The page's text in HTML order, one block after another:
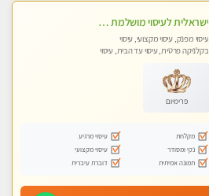
ישראלית לעיסוי מושלמת לעיסוי מושלם ואיכותי במיוחד !
עיסוי מפנק, עיסוי מקצועי, עיסוי
בקלניקה פרטית, עיסוי עד הבית, עיסוי
פרימיום
מקלחת
עיסוי מרגיע
נקי ומסודר
עיסוי מקצועי
תמונה אמיתית
דוברת עיברית